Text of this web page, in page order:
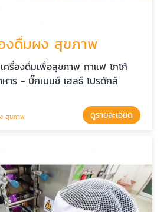
งดื่มผง สุขภาพ
รื่องดื่มเพื่อสุขภาพ กาแฟ โกโก้
าร - บิ๊กเบนซ์ เฮลธ์ โปรดักส์
สุขภาพ ดูรายละเอียด